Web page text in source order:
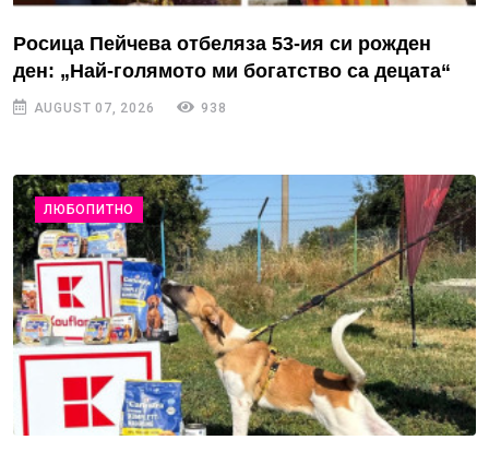
Росица Пейчева отбеляза 53-ия си рожден
ден: „Най-голямото ми богатство са децата“
AUGUST 07, 2026 938
ЛЮБОПИТНО